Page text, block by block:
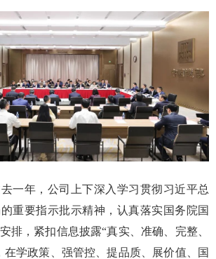
年，公司上下深入学习贯彻习近平总
重要指示批示精神，认真落实国务院国
排，紧扣信息披露“真实、准确、完整、
在学政策、强管控、提品质、展价值、国